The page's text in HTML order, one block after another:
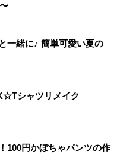
一緒に♪ 簡単可愛い夏の
シャツリメイク
100円かぼちゃパンツの作